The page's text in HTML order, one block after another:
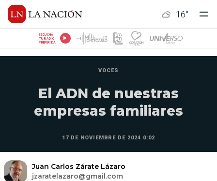
16°
ESCUCHÁ
TU RADIO
PREFERIDA
VOCES
El ADN de nuestras
empresas familiares
17 DE NOVIEMBRE DE 2024 0:02
Juan Carlos Zárate Lázaro
jzaratelazaro@gmail.com